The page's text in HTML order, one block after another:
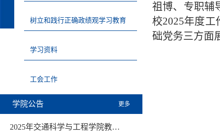
树立和践行正确政绩观学习教育
学习资料
工会工作
学院公告 更多
2025年交通科学与工程学院教…
祖博、专职辅
校2025年度
础党务三方面